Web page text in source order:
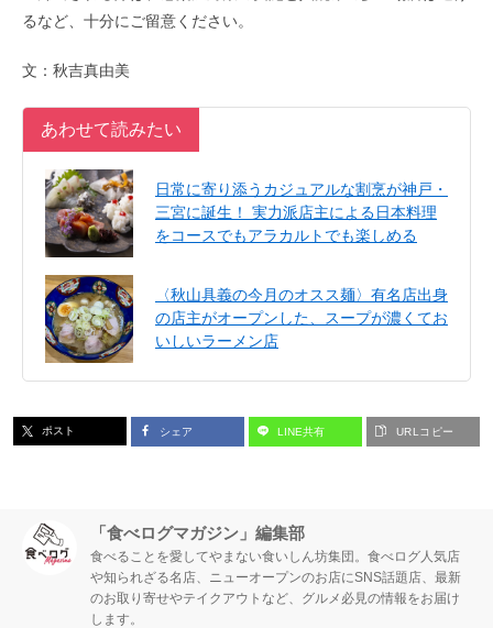
るなど、十分にご留意ください。
文：秋吉真由美
あわせて読みたい
日常に寄り添うカジュアルな割烹が神戸・
三宮に誕生！ 実力派店主による日本料理
をコースでもアラカルトでも楽しめる
〈秋山具義の今月のオスス麺〉有名店出身
の店主がオープンした、スープが濃くてお
いしいラーメン店
ポスト シェア LINE共有 URLコピー
「食べログマガジン」編集部
食べることを愛してやまない食いしん坊集団。食べログ人気店
や知られざる名店、ニューオープンのお店にSNS話題店、最新
のお取り寄せやテイクアウトなど、グルメ必見の情報をお届け
します。